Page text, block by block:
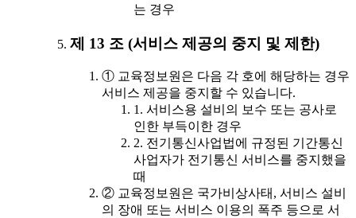
는 경우
제 13 조 (서비스 제공의 중지 및 제한)
① 교육정보원은 다음 각 호에 해당하는 경우
서비스 제공을 중지할 수 있습니다.
1. 서비스용 설비의 보수 또는 공사로
인한 부득이한 경우
2. 전기통신사업법에 규정된 기간통신
사업자가 전기통신 서비스를 중지했을
때
② 교육정보원은 국가비상사태, 서비스 설비
의 장애 또는 서비스 이용의 폭주 등으로 서